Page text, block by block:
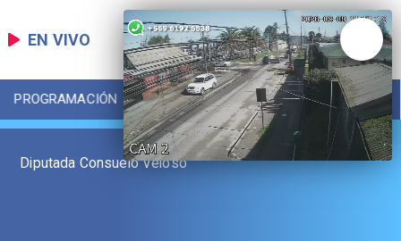
EN VIVO
PROGRAMACIÓN LOCAL DEPORTES
Diputada Consuelo Veloso